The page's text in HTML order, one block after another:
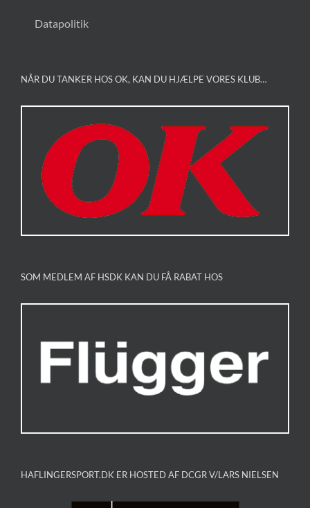
Datapolitik
NÅR DU TANKER HOS OK, KAN DU HJÆLPE VORES KLUB…
SOM MEDLEM AF HSDK KAN DU FÅ RABAT HOS
HAFLINGERSPORT.DK ER HOSTED AF DCGR V/LARS NIELSEN